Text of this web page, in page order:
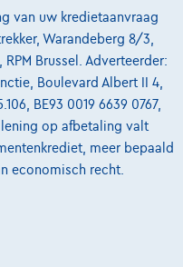
laatste maandaflossing
van uw kredietaanvraag
Warandeberg 8/3,
RPM Brussel. Adverteerder:
Boulevard Albert II 4,
BE93 0019 6639 0767,
lening op afbetaling valt
meer bepaald
economisch recht.